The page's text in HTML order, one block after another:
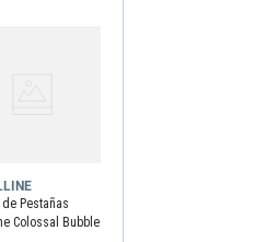
Pestañas
Colossal Bubble